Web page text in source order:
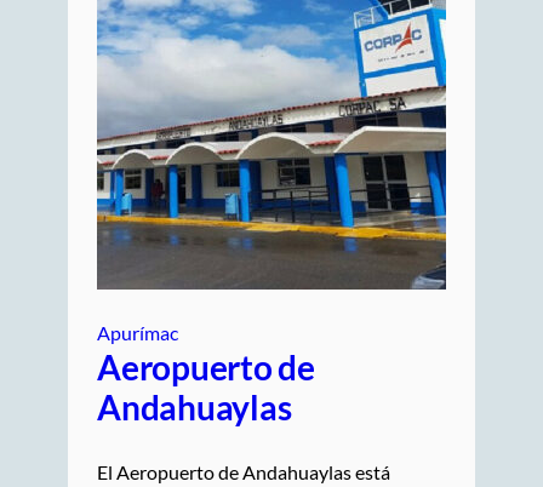
Apurímac
Aeropuerto de
Andahuaylas
El Aeropuerto de Andahuaylas está